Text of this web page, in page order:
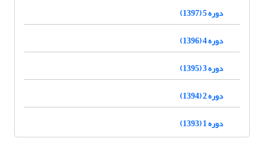
دوره 5 (1397)
دوره 4 (1396)
دوره 3 (1395)
دوره 2 (1394)
دوره 1 (1393)